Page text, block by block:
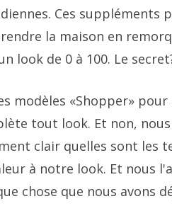
Ces
la maison en
look de 0 à 100. Le
modèles «Shopper»
tout look. Et non,
clair quelles sont les
à notre look. Et nous
chose que nous avons